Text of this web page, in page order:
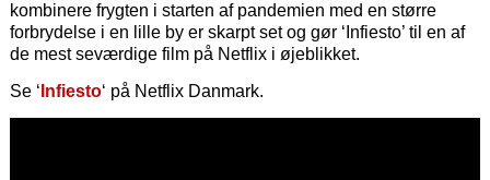
kombinere frygten i starten af pandemien med en større
forbrydelse i en lille by er skarpt set og gør ‘Infiesto’ til en af
de mest seværdige film på Netflix i øjeblikket.
Se ‘ Infiesto‘ på Netflix Danmark.